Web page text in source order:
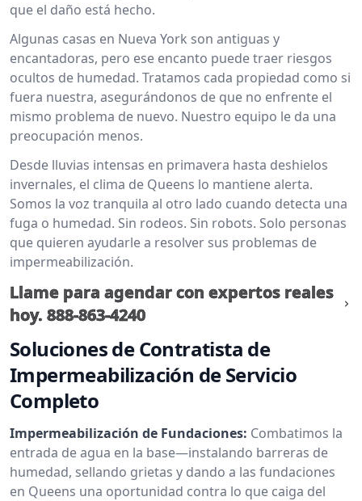
que el daño está hecho.
Algunas casas en Nueva York son antiguas y
encantadoras, pero ese encanto puede traer riesgos
ocultos de humedad. Tratamos cada propiedad como si
fuera nuestra, asegurándonos de que no enfrente el
mismo problema de nuevo. Nuestro equipo le da una
preocupación menos.
Desde lluvias intensas en primavera hasta deshielos
invernales, el clima de Queens lo mantiene alerta.
Somos la voz tranquila al otro lado cuando detecta una
fuga o humedad. Sin rodeos. Sin robots. Solo personas
que quieren ayudarle a resolver sus problemas de
impermeabilización.
Llame para agendar con expertos reales
hoy. 888-863-4240
Soluciones de Contratista de
Impermeabilización de Servicio
Completo
Impermeabilización de Fundaciones: Combatimos la
entrada de agua en la base—instalando barreras de
humedad, sellando grietas y dando a las fundaciones
en Queens una oportunidad contra lo que caiga del